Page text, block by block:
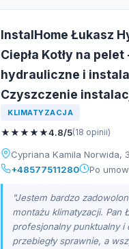
InstalHome Łukasz
Ciepła Kotły na
hydrauliczne i
Czyszczenie
KLIMATYZACJA
★★★★★4.8/5(18 opinii)
Cypriana Kamila Norwida,
+48577511280
Po
"Jestem bardzo
montażu klimatyzacji. Pan
profesjonalny punktualny i
przebiegły sprawnie, a